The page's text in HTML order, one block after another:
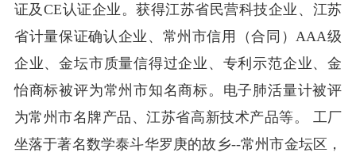
证及CE认证企业。获得江苏省民营科技企业、江苏
省计量保证确认企业、常州市信用（合同）AAA级
企业、金坛市质量信得过企业、专利示范企业、金
怡商标被评为常州市知名商标。电子肺活量计被评
为常州市名牌产品、江苏省高新技术产品等。 工厂
坐落于著名数学泰斗华罗庚的故乡--常州市金坛区，